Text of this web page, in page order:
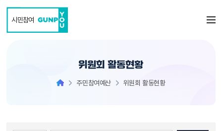
시민참여
위원회 활동현황
주민참여예산 위원회 활동현황